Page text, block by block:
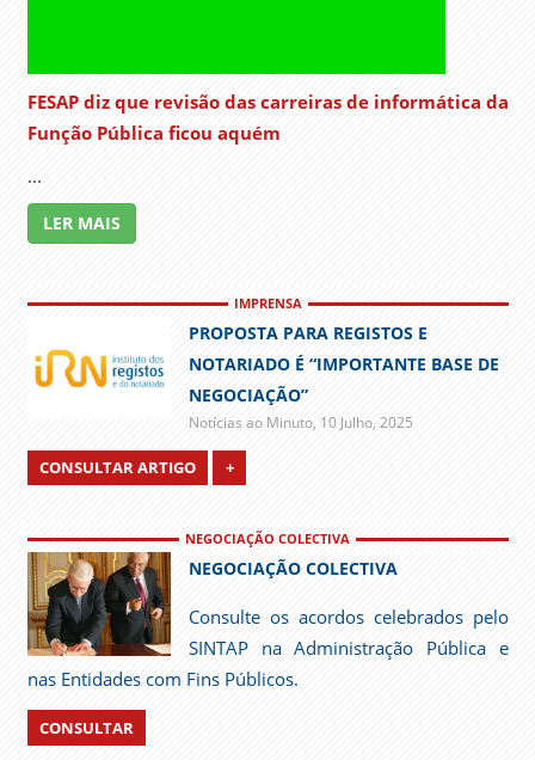
FESAP diz que revisão das carreiras de informática da
Função Pública ficou aquém
...
LER MAIS
IMPRENSA
PROPOSTA PARA REGISTOS E
NOTARIADO É “IMPORTANTE BASE DE
NEGOCIAÇÃO”
Notícias ao Minuto, 10 Julho, 2025
CONSULTAR ARTIGO +
NEGOCIAÇÃO COLECTIVA
NEGOCIAÇÃO COLECTIVA
Consulte os acordos celebrados pelo
SINTAP na Administração Pública e
nas Entidades com Fins Públicos.
CONSULTAR